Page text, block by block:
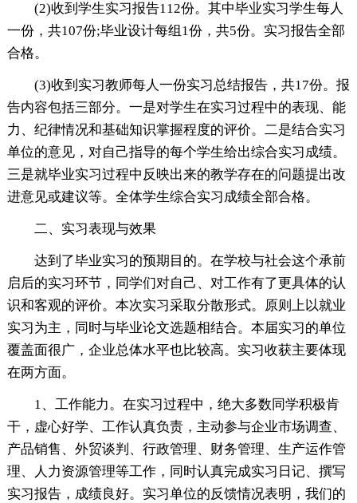
(2)收到学生实习报告112份。其中毕业实习学生每人
一份，共107份;毕业设计每组1份，共5份。实习报告全部
合格。
(3)收到实习教师每人一份实习总结报告，共17份。报
告内容包括三部分。一是对学生在实习过程中的表现、能
力、纪律情况和基础知识掌握程度的评价。二是结合实习
单位的意见，对自己指导的每个学生给出综合实习成绩。
三是就毕业实习过程中反映出来的教学存在的问题提出改
进意见或建议等。全体学生综合实习成绩全部合格。
二、实习表现与效果
达到了毕业实习的预期目的。在学校与社会这个承前
启后的实习环节，同学们对自己、对工作有了更具体的认
识和客观的评价。本次实习采取分散形式。原则上以就业
实习为主，同时与毕业论文选题相结合。本届实习的单位
覆盖面很广，企业总体水平也比较高。实习收获主要体现
在两方面。
1、工作能力。在实习过程中，绝大多数同学积极肯
干，虚心好学、工作认真负责，主动参与企业市场调查、
产品销售、外贸谈判、行政管理、财务管理、生产运作管
理、人力资源管理等工作，同时认真完成实习日记、撰写
实习报告，成绩良好。实习单位的反馈情况表明，我们的